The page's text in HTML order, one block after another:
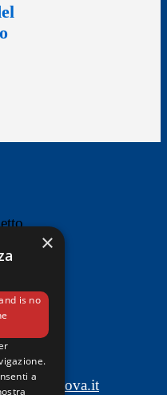
×
is no
a